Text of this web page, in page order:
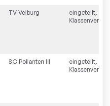
TV Velburg
eingeteilt,
SC Pollanten III
eingeteilt,